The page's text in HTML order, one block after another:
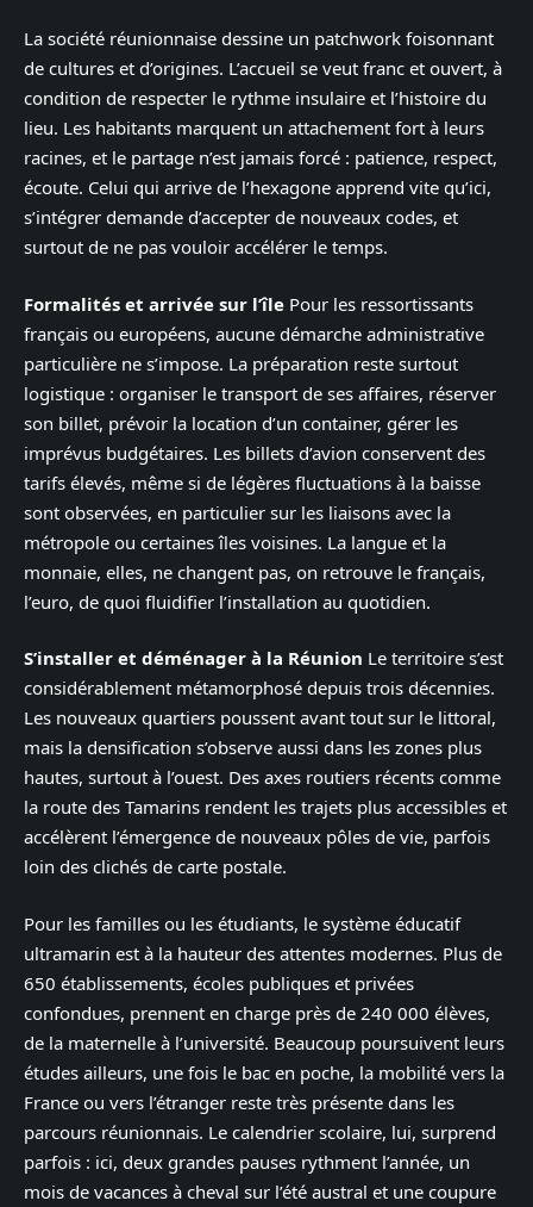
La société réunionnaise dessine un patchwork foisonnant
de cultures et d’origines. L’accueil se veut franc et ouvert, à
condition de respecter le rythme insulaire et l’histoire du
lieu. Les habitants marquent un attachement fort à leurs
racines, et le partage n’est jamais forcé : patience, respect,
écoute. Celui qui arrive de l’hexagone apprend vite qu’ici,
s’intégrer demande d’accepter de nouveaux codes, et
surtout de ne pas vouloir accélérer le temps.
Formalités et arrivée sur l’île Pour les ressortissants
français ou européens, aucune démarche administrative
particulière ne s’impose. La préparation reste surtout
logistique : organiser le transport de ses affaires, réserver
son billet, prévoir la location d’un container, gérer les
imprévus budgétaires. Les billets d’avion conservent des
tarifs élevés, même si de légères fluctuations à la baisse
sont observées, en particulier sur les liaisons avec la
métropole ou certaines îles voisines. La langue et la
monnaie, elles, ne changent pas, on retrouve le français,
l’euro, de quoi fluidifier l’installation au quotidien.
S’installer et déménager à la Réunion Le territoire s’est
considérablement métamorphosé depuis trois décennies.
Les nouveaux quartiers poussent avant tout sur le littoral,
mais la densification s’observe aussi dans les zones plus
hautes, surtout à l’ouest. Des axes routiers récents comme
la route des Tamarins rendent les trajets plus accessibles et
accélèrent l’émergence de nouveaux pôles de vie, parfois
loin des clichés de carte postale.
Pour les familles ou les étudiants, le système éducatif
ultramarin est à la hauteur des attentes modernes. Plus de
650 établissements, écoles publiques et privées
confondues, prennent en charge près de 240 000 élèves,
de la maternelle à l’université. Beaucoup poursuivent leurs
études ailleurs, une fois le bac en poche, la mobilité vers la
France ou vers l’étranger reste très présente dans les
parcours réunionnais. Le calendrier scolaire, lui, surprend
parfois : ici, deux grandes pauses rythment l’année, un
mois de vacances à cheval sur l’été austral et une coupure